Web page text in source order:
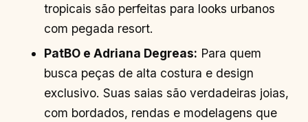
tropicais são perfeitas para looks urbanos
com pegada resort.
PatBO e Adriana Degreas: Para quem
busca peças de alta costura e design
exclusivo. Suas saias são verdadeiras joias,
com bordados, rendas e modelagens que